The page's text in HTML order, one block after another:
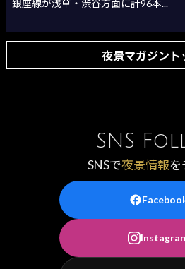
銀座線が浅草・渋谷方面に計96本...
夜景マガジント
SNS
SNSで夜景情報を